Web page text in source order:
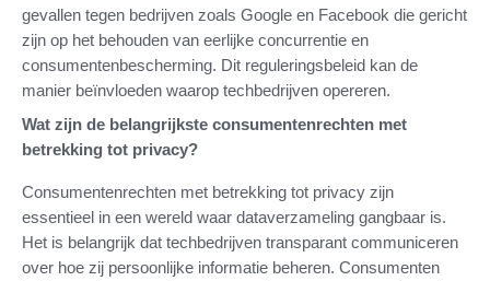
gevallen tegen bedrijven zoals Google en Facebook die gericht
zijn op het behouden van eerlijke concurrentie en
consumentenbescherming. Dit reguleringsbeleid kan de
manier beïnvloeden waarop techbedrijven opereren.
Wat zijn de belangrijkste consumentenrechten met
betrekking tot privacy?
Consumentenrechten met betrekking tot privacy zijn
essentieel in een wereld waar dataverzameling gangbaar is.
Het is belangrijk dat techbedrijven transparant communiceren
over hoe zij persoonlijke informatie beheren. Consumenten